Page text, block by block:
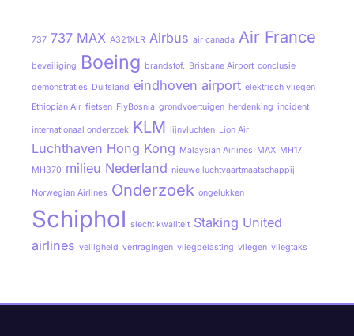
737 737 MAX A321XLR Airbus air canada Air France
beveiliging Boeing brandstof. Brisbane Airport conclusie
demonstraties Duitsland eindhoven airport elektrisch vliegen
Ethiopian Air fietsen FlyBosnia grondvoertuigen herdenking incident
internationaal onderzoek KLM lijnvluchten Lion Air
Luchthaven Hong Kong Malaysian Airlines MAX MH17
MH370 milieu Nederland nieuwe luchtvaartmaatschappij
Norwegian Airlines Onderzoek ongelukken
Schiphol slecht kwaliteit Staking United
airlines veiligheid vertragingen vliegbelasting vliegen vliegtaks